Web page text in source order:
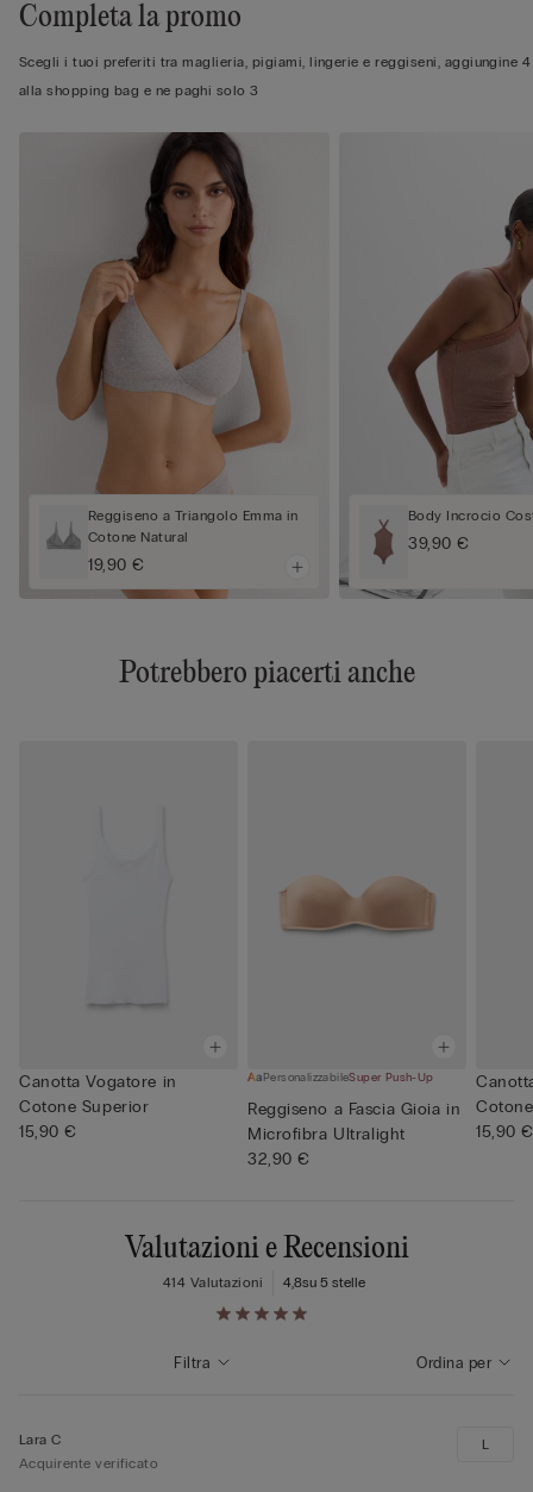
Completa la promo
Scegli i tuoi preferiti tra maglieria, pigiami, lingerie e reggiseni, aggiungine 4
alla shopping bag e ne paghi solo 3
Reggiseno a Triangolo Emma in
Cotone Natural
19,90 €
Body Incrocio
39,90 €
Potrebbero piacerti anche
Canotta Vogatore in
Cotone Superior
15,90 €
PersonalizzabileSuper Push-Up
Reggiseno a Fascia Gioia in
Microfibra Ultralight
32,90 €
15,90 €
Valutazioni e Recensioni
4,8su 5 stelle
414 Valutazioni
Ordina per
Filtra
Lara C
Acquirente verificato
L